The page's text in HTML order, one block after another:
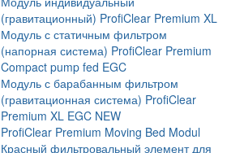
(гравитационный) ProfiClear Premium XL
Модуль с статичным фильтром
(напорная система) ProfiClear Premium
Compact pump fed EGC
Модуль с барабанным фильтром
(гравитационная система) ProfiClear
Premium XL EGC NEW
ProfiClear Premium Moving Bed Modul
Красный фильтровальный элемент для